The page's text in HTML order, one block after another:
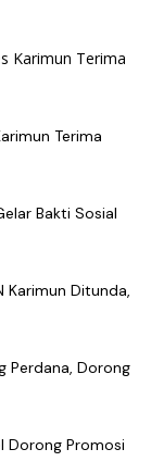
Terima
Bakti Sosial
Karimun Ditunda,
Perdana, Dorong
Dorong Promosi